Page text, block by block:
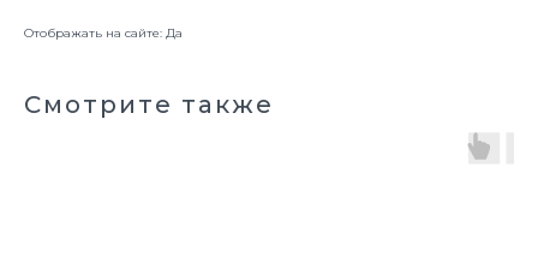
Отображать на сайте: Да
Смотрите также